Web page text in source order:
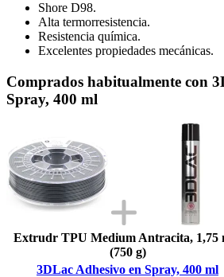
Shore D98.
Alta termorresistencia.
Resistencia química.
Excelentes propiedades mecánicas.
Comprados habitualmente con
Spray, 400 ml
Extrudr TPU Medium Antracita, 1,75
(750 g)
3DLac Adhesivo en Spray, 400 ml